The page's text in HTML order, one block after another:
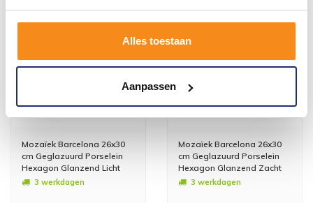
Alles toestaan
Aanpassen
Mozaïek Barcelona 26x30
cm Geglazuurd Porselein
Hexagon Glanzend Licht
Groen (Prijs Per m2)
3 werkdagen
Mozaïek Barcelona 26x30
cm Geglazuurd Porselein
Hexagon Glanzend Zacht
Wit (Prijs Per m2)
3 werkdagen